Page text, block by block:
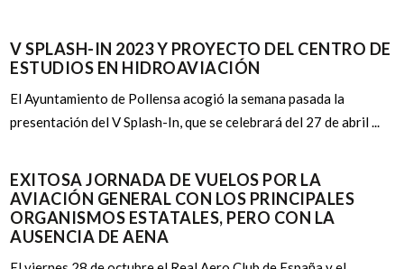
V SPLASH-IN 2023 Y PROYECTO DEL CENTRO DE
ESTUDIOS EN HIDROAVIACIÓN
El Ayuntamiento de Pollensa acogió la semana pasada la
presentación del V Splash-In, que se celebrará del 27 de abril ...
EXITOSA JORNADA DE VUELOS POR LA
AVIACIÓN GENERAL CON LOS PRINCIPALES
ORGANISMOS ESTATALES, PERO CON LA
AUSENCIA DE AENA